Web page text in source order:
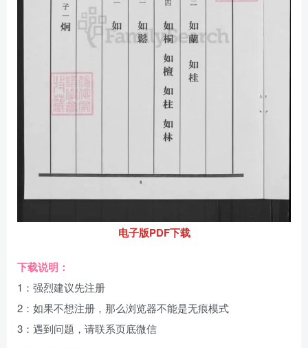
电子版PDF下载
下载说明：
1：强烈建议先注册
2：如果不想注册，那么浏览器不能是无痕模式
3：遇到问题，请联系页底微信